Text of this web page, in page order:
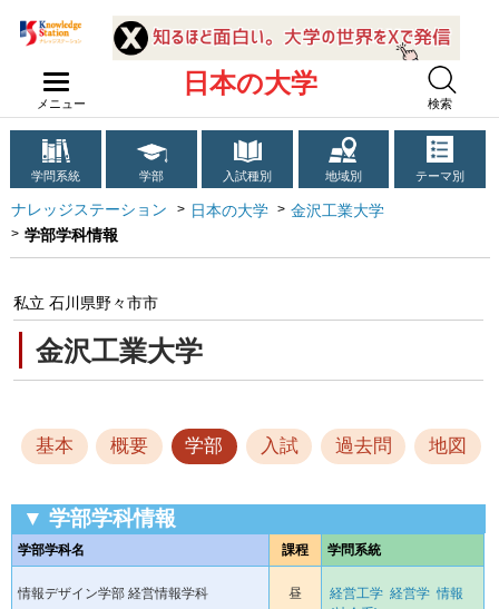
メニュー
日本の大学
検索
学問系統 学部 入試種別 地域別 テーマ別
ナレッジステーション 日本の大学
金沢工業大学
学部学科情報
金沢工業大学
私立 石川県野々市市
基本 概要 学部 入試 過去問 地図
▼ 学部学科情報
学部学科名 課程 学問系統
情報デザイン学部 経営情報学科 昼 経営工学 経営学 情報